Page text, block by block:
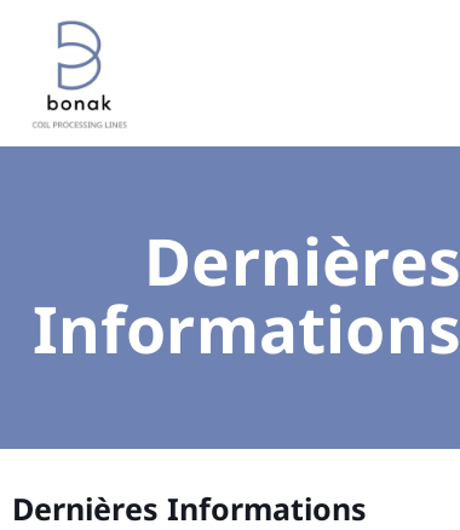
Dernières
Informations
Dernières Informations